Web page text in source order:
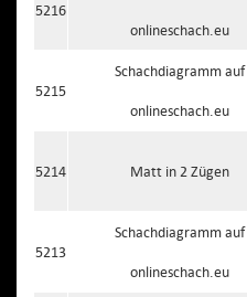
5216
onlineschach.eu
5215
Schachdiagramm auf
onlineschach.eu
5214 Matt in 2 Zügen
5213
Schachdiagramm auf
onlineschach.eu